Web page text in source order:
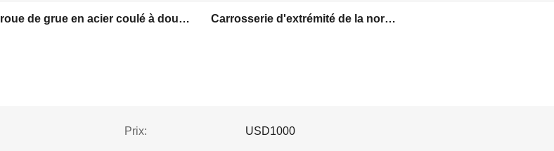
roue de grue en acier coulé à double bride Carrosserie d'extrémité de la norme européenne LD300
Prix: USD1000